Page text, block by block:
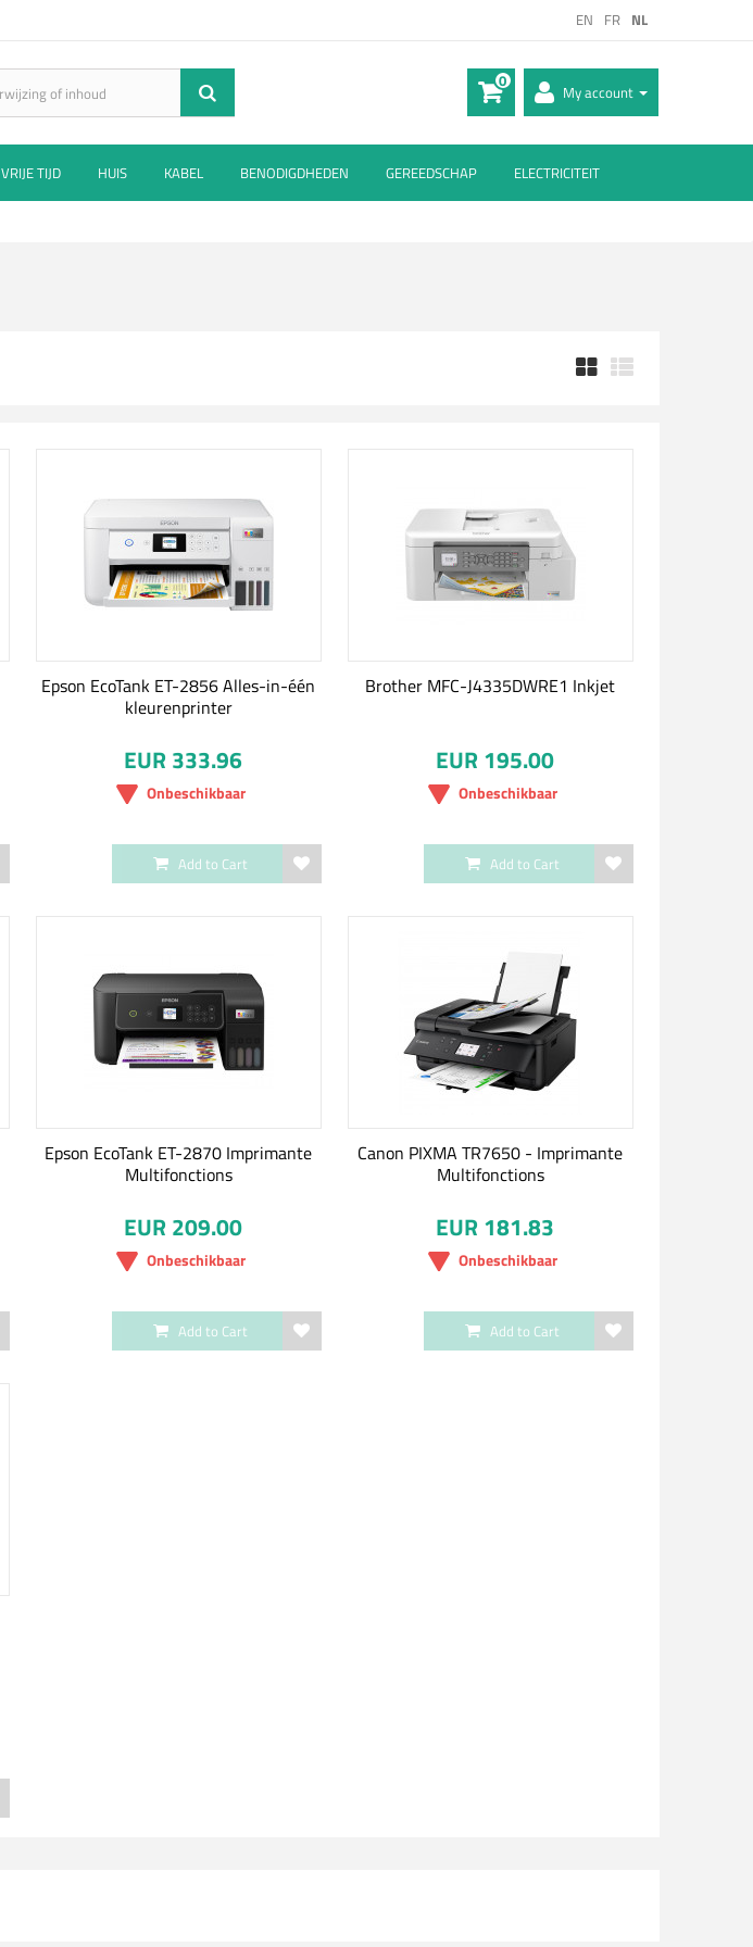
EN FR NL
My account
0
VRIJE TIJD HUIS KABEL BENODIGDHEDEN GEREEDSCHAP ELECTRICITEIT
Epson EcoTank ET-2856 Alles-in-één
kleurenprinter
EUR 333.96
Onbeschikbaar
Add to Cart
Brother MFC-J4335DWRE1 Inkjet
EUR 195.00
Onbeschikbaar
Add to Cart
Epson EcoTank ET-2870 Imprimante
Multifonctions
EUR 209.00
Onbeschikbaar
Add to Cart
Canon PIXMA TR7650 - Imprimante
Multifonctions
EUR 181.83
Onbeschikbaar
Add to Cart